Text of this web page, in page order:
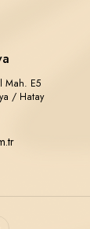
Mah. E5
/ Hatay